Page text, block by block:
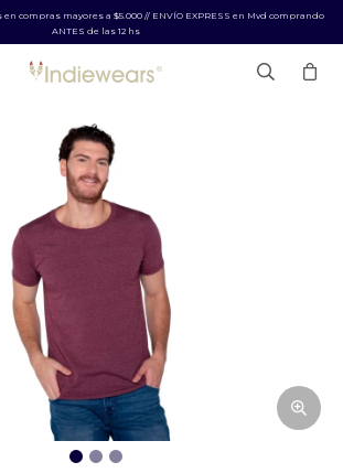
en compras mayores a $5.000 // ENVÍO EXPRESS en Mvd comprando
ANTES de las 12 hs